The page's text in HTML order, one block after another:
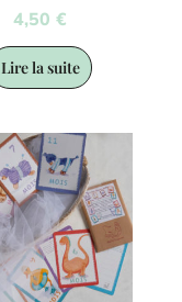
4,50€
Lire la suite